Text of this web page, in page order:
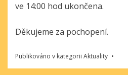
ve 14:00 hod ukončena.
Děkujeme za pochopení.
Publikováno v kategorii Aktuality